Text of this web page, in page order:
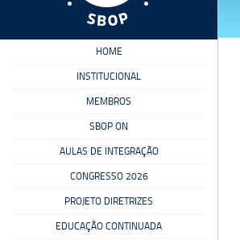
HOME
INSTITUCIONAL
MEMBROS
SBOP ON
AULAS DE INTEGRAÇÃO
CONGRESSO 2026
PROJETO DIRETRIZES
EDUCAÇÃO CONTINUADA